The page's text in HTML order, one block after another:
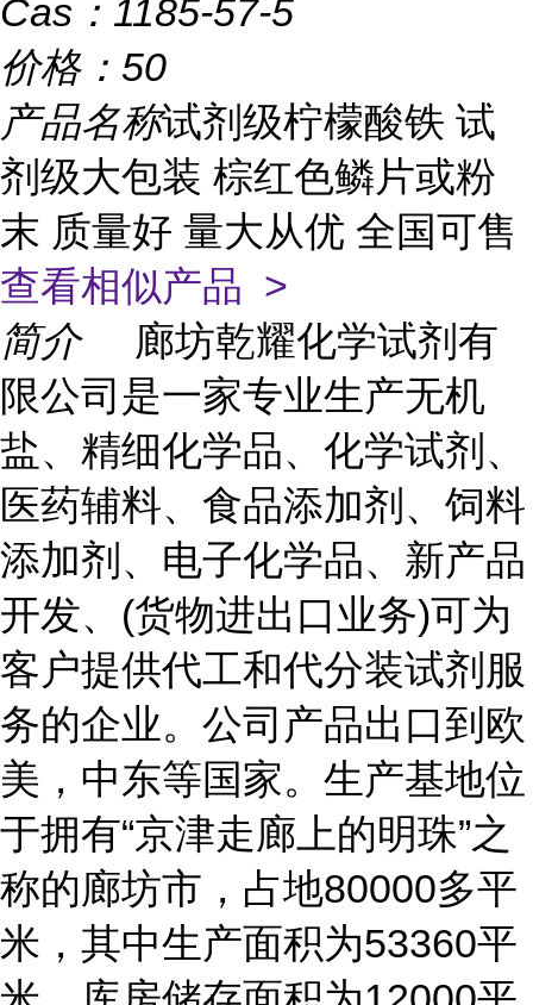
Cas： 1185-57-5
价格： 50
产品名称试剂级柠檬酸铁 试
剂级大包装 棕红色鳞片或粉
末 质量好 量大从优 全国可售
查看相似产品 >
简介
廊坊乾耀化学试剂有
限公司是一家专业生产无机
盐、精细化学品、化学试剂、
医药辅料、食品添加剂、饲料
添加剂、电子化学品、新产品
开发、(货物进出口业务)可为
客户提供代工和代分装试剂服
务的企业。公司产品出口到欧
美，中东等国家。生产基地位
于拥有“京津走廊上的明珠”之
称的廊坊市，占地80000多平
米，其中生产面积为53360平